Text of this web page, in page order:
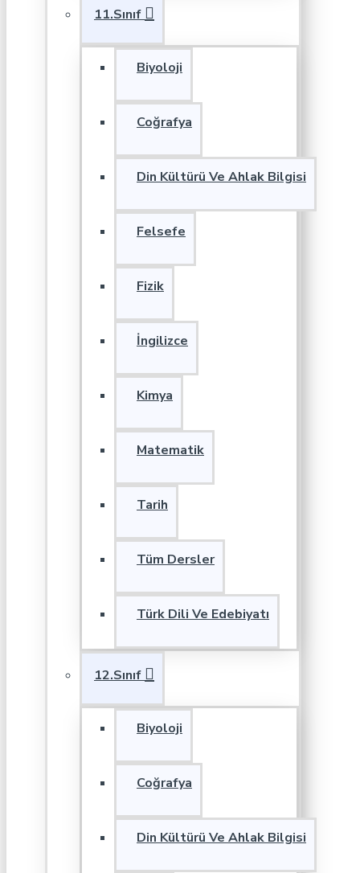
11.Sınıf
Biyoloji
Coğrafya
Din Kültürü Ve Ahlak Bilgisi
Felsefe
Fizik
İngilizce
Kimya
Matematik
Tarih
Tüm Dersler
Türk Dili Ve Edebiyatı
12.Sınıf
Biyoloji
Coğrafya
Din Kültürü Ve Ahlak Bilgisi